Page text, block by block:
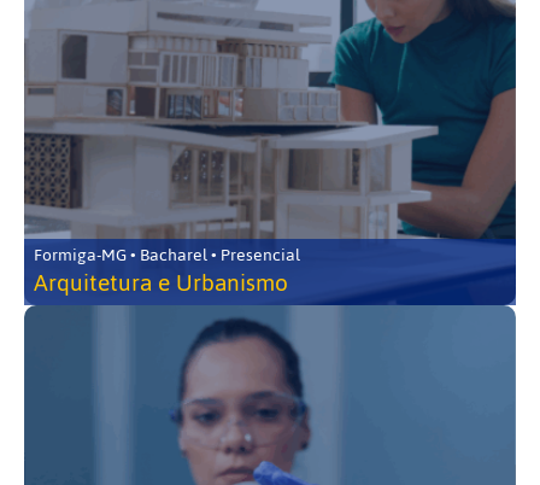
Formiga-MG • Bacharel • Presencial
Arquitetura e Urbanismo